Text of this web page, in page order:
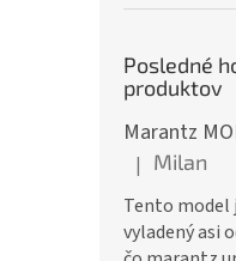
Posledné
produktov
Marantz
Hodnotenie
| Milan
Tento model
vyladený asi